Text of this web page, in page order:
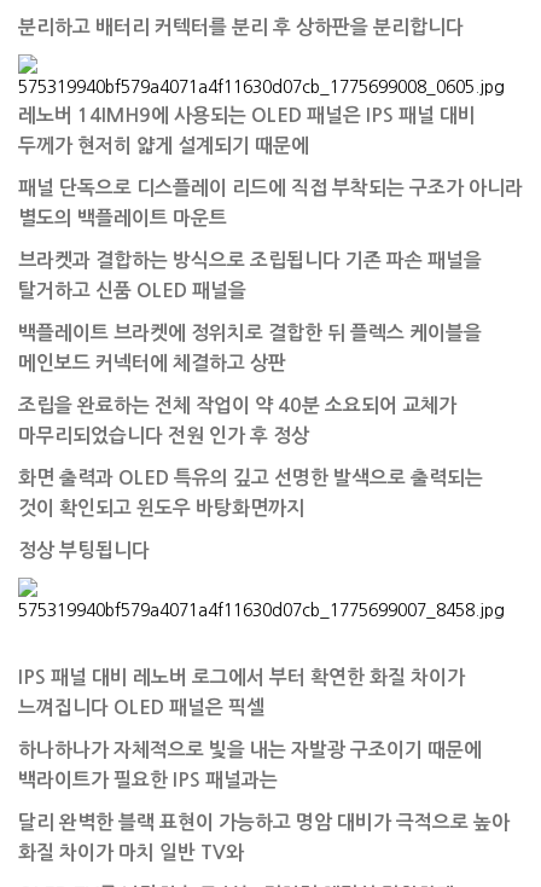
분리하고 배터리 커텍터를 분리 후 상하판을 분리합니다
레노버 14IMH9에 사용되는 OLED 패널은 IPS 패널 대비
두께가 현저히 얇게 설계되기 때문에
패널 단독으로 디스플레이 리드에 직접 부착되는 구조가 아니라
별도의 백플레이트 마운트
브라켓과 결합하는 방식으로 조립됩니다 기존 파손 패널을
탈거하고 신품 OLED 패널을
백플레이트 브라켓에 정위치로 결합한 뒤 플렉스 케이블을
메인보드 커넥터에 체결하고 상판
조립을 완료하는 전체 작업이 약 40분 소요되어 교체가
마무리되었습니다 전원 인가 후 정상
화면 출력과 OLED 특유의 깊고 선명한 발색으로 출력되는
것이 확인되고 윈도우 바탕화면까지
정상 부팅됩니다
IPS 패널 대비 레노버 로그에서 부터 확연한 화질 차이가
느껴집니다 OLED 패널은 픽셀
하나하나가 자체적으로 빛을 내는 자발광 구조이기 때문에
백라이트가 필요한 IPS 패널과는
달리 완벽한 블랙 표현이 가능하고 명암 대비가 극적으로 높아
화질 차이가 마치 일반 TV와